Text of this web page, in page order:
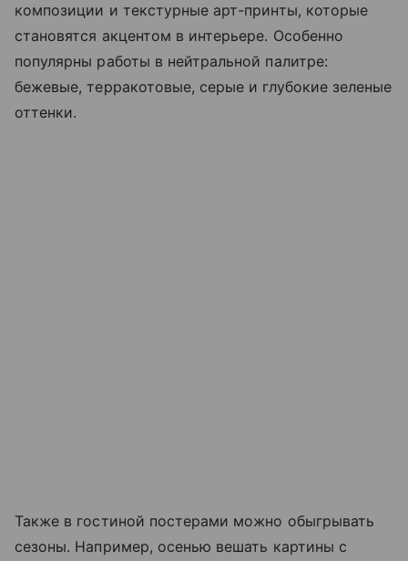
композиции и текстурные арт-принты, которые
становятся акцентом в интерьере. Особенно
популярны работы в нейтральной палитре:
бежевые, терракотовые, серые и глубокие зеленые
оттенки.
Также в гостиной постерами можно обыгрывать
сезоны. Например, осенью вешать картины с